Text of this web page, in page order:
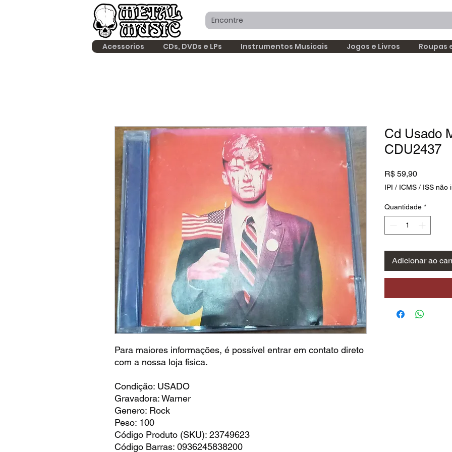
Acessorios CDs, DVDs e LPs Instrumentos Musicais Jogos e Livros Roupas
Para maiores informações, é possível entrar em contato direto
com a nossa loja física.
Condição: USADO
Gravadora: Warner
Genero: Rock
Peso: 100
Código Produto (SKU): 23749623
Código Barras: 0936245838200
Cd Usado
CDU2437
R$ 59,90Preço
IPI / ICMS / ISS não
Quantidade *
Adicionar ao